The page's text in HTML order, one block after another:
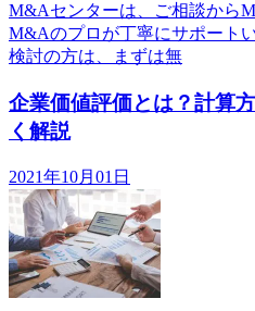
M&Aセンターは、ご相談から
M&Aのプロが丁寧にサポート
検討の方は、まずは無
企業価値評価とは？計算
く解説
2021年10月01日